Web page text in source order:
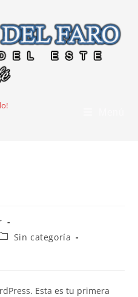
Sin categoría
Esta es tu primera